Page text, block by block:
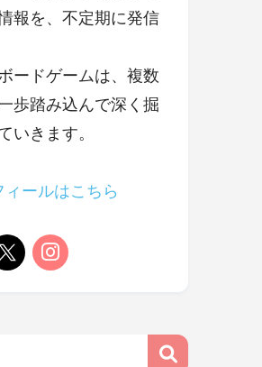
報を、不定期に発信
ードゲームは、複数
歩踏み込んで深く掘
いきます。
ールはこちら